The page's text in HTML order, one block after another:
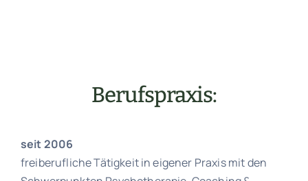
Berufspraxis:
seit 2006
freiberufliche Tätigkeit in eigener Praxis mit den